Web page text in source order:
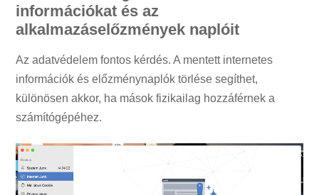
információkat és az
alkalmazáselőzmények naplóit
Az adatvédelem fontos kérdés. A mentett internetes
információk és előzménynaplók törlése segíthet,
különösen akkor, ha mások fizikailag hozzáférnek a
számítógépéhez.